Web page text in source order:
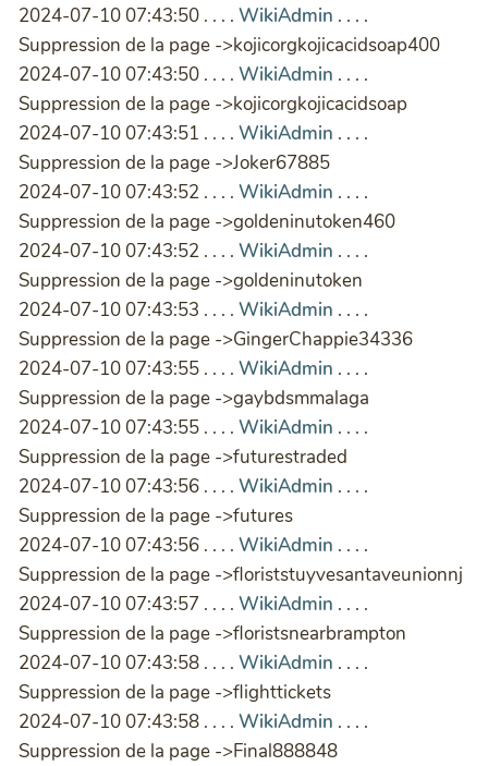
2024-07-10 07:43:50 . . . . WikiAdmin . . . .
Suppression de la page ->kojicorgkojicacidsoap400
2024-07-10 07:43:50 . . . . WikiAdmin . . . .
Suppression de la page ->kojicorgkojicacidsoap
2024-07-10 07:43:51 . . . . WikiAdmin . . . .
Suppression de la page ->Joker67885
2024-07-10 07:43:52 . . . . WikiAdmin . . . .
Suppression de la page ->goldeninutoken460
2024-07-10 07:43:52 . . . . WikiAdmin . . . .
Suppression de la page ->goldeninutoken
2024-07-10 07:43:53 . . . . WikiAdmin . . . .
Suppression de la page ->GingerChappie34336
2024-07-10 07:43:55 . . . . WikiAdmin . . . .
Suppression de la page ->gaybdsmmalaga
2024-07-10 07:43:55 . . . . WikiAdmin . . . .
Suppression de la page ->futurestraded
2024-07-10 07:43:56 . . . . WikiAdmin . . . .
Suppression de la page ->futures
2024-07-10 07:43:56 . . . . WikiAdmin . . . .
Suppression de la page ->floriststuyvesantaveunionnj
2024-07-10 07:43:57 . . . . WikiAdmin . . . .
Suppression de la page ->floristsnearbrampton
2024-07-10 07:43:58 . . . . WikiAdmin . . . .
Suppression de la page ->flighttickets
2024-07-10 07:43:58 . . . . WikiAdmin . . . .
Suppression de la page ->Final888848